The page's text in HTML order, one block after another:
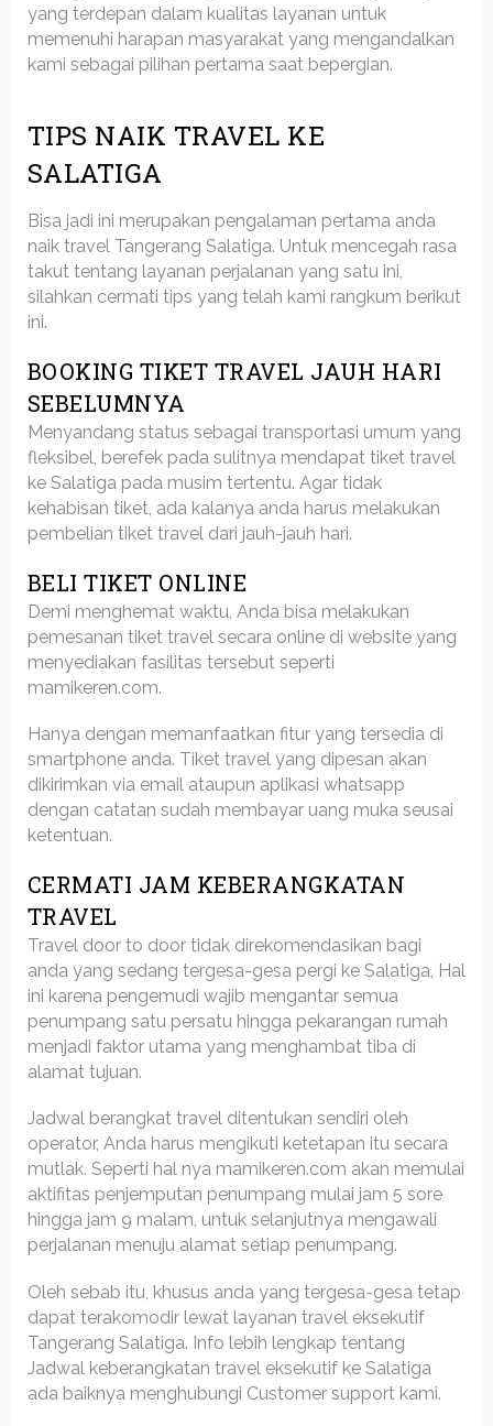
yang terdepan dalam kualitas layanan untuk
memenuhi harapan masyarakat yang mengandalkan
kami sebagai pilihan pertama saat bepergian.
TIPS NAIK TRAVEL KE
SALATIGA
Bisa jadi ini merupakan pengalaman pertama anda
naik travel Tangerang Salatiga. Untuk mencegah rasa
takut tentang layanan perjalanan yang satu ini,
silahkan cermati tips yang telah kami rangkum berikut
ini.
BOOKING TIKET TRAVEL JAUH HARI
SEBELUMNYA
Menyandang status sebagai transportasi umum yang
fleksibel, berefek pada sulitnya mendapat tiket travel
ke Salatiga pada musim tertentu. Agar tidak
kehabisan tiket, ada kalanya anda harus melakukan
pembelian tiket travel dari jauh-jauh hari.
BELI TIKET ONLINE
Demi menghemat waktu, Anda bisa melakukan
pemesanan tiket travel secara online di website yang
menyediakan fasilitas tersebut seperti
mamikeren.com.
Hanya dengan memanfaatkan fitur yang tersedia di
smartphone anda. Tiket travel yang dipesan akan
dikirimkan via email ataupun aplikasi whatsapp
dengan catatan sudah membayar uang muka seusai
ketentuan.
CERMATI JAM KEBERANGKATAN
TRAVEL
Travel door to door tidak direkomendasikan bagi
anda yang sedang tergesa-gesa pergi ke Salatiga, Hal
ini karena pengemudi wajib mengantar semua
penumpang satu persatu hingga pekarangan rumah
menjadi faktor utama yang menghambat tiba di
alamat tujuan.
Jadwal berangkat travel ditentukan sendiri oleh
operator, Anda harus mengikuti ketetapan itu secara
mutlak. Seperti hal nya mamikeren.com akan memulai
aktifitas penjemputan penumpang mulai jam 5 sore
hingga jam 9 malam, untuk selanjutnya mengawali
perjalanan menuju alamat setiap penumpang.
Oleh sebab itu, khusus anda yang tergesa-gesa tetap
dapat terakomodir lewat layanan travel eksekutif
Tangerang Salatiga. Info lebih lengkap tentang
Jadwal keberangkatan travel eksekutif ke Salatiga
ada baiknya menghubungi Customer support kami.